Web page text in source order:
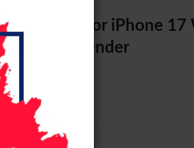
For iPhone 17
- Lavender
Lavender